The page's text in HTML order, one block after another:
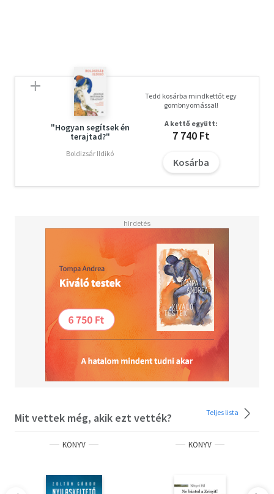
"Hogyan segítsek én
terajtad?"
Boldizsár Ildikó
Tedd kosárba mindkettőt egy
gombnyomással!
A kettő együtt:
7 740 Ft
Kosárba
Mit vettek még, akik ezt vették? Teljes lista
KÖNYV KÖNYV